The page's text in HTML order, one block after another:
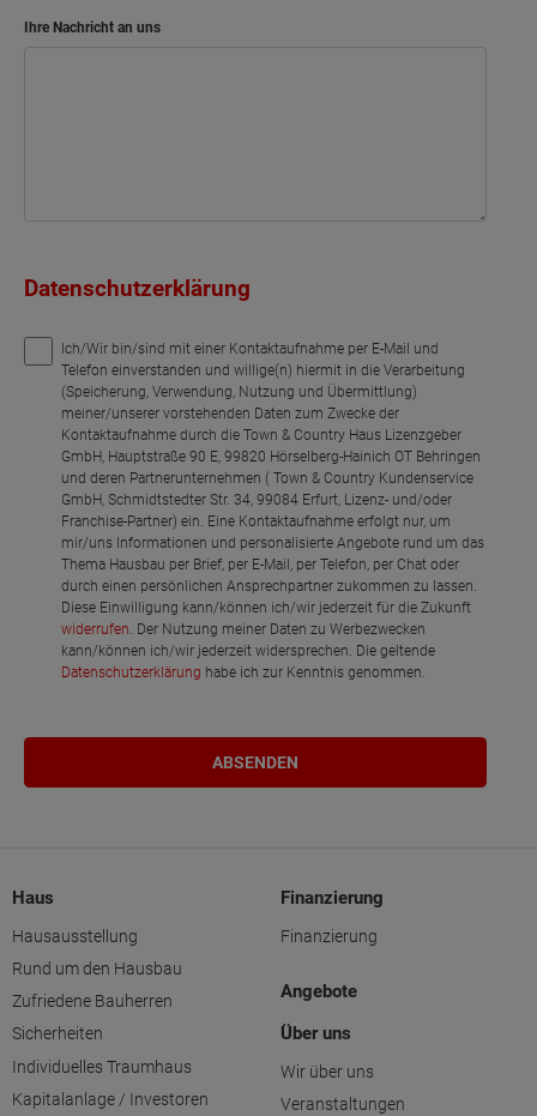
Ihre Nachricht an uns
Datenschutzerklärung
Ich/Wir bin/sind mit einer Kontaktaufnahme per E-Mail und
Telefon einverstanden und willige(n) hiermit in die Verarbeitung
(Speicherung, Verwendung, Nutzung und Übermittlung)
meiner/unserer vorstehenden Daten zum Zwecke der
Kontaktaufnahme durch die Town & Country Haus Lizenzgeber
GmbH, Hauptstraße 90 E, 99820 Hörselberg-Hainich OT Behringen
und deren Partnerunternehmen ( Town & Country Kundenservice
GmbH, Schmidtstedter Str. 34, 99084 Erfurt, Lizenz- und/oder
Franchise-Partner) ein. Eine Kontaktaufnahme erfolgt nur, um
mir/uns Informationen und personalisierte Angebote rund um das
Thema Hausbau per Brief, per E-Mail, per Telefon, per Chat oder
durch einen persönlichen Ansprechpartner zukommen zu lassen.
Diese Einwilligung kann/können ich/wir jederzeit für die Zukunft
widerrufen . Der Nutzung meiner Daten zu Werbezwecken
kann/können ich/wir jederzeit widersprechen. Die geltende
Datenschutzerklärung habe ich zur Kenntnis genommen.
Haus
Hausausstellung
Rund um den Hausbau
Zufriedene Bauherren
Sicherheiten
Individuelles Traumhaus
Kapitalanlage / Investoren
Finanzierung
Finanzierung
Angebote
Über uns
Wir über uns
Veranstaltungen